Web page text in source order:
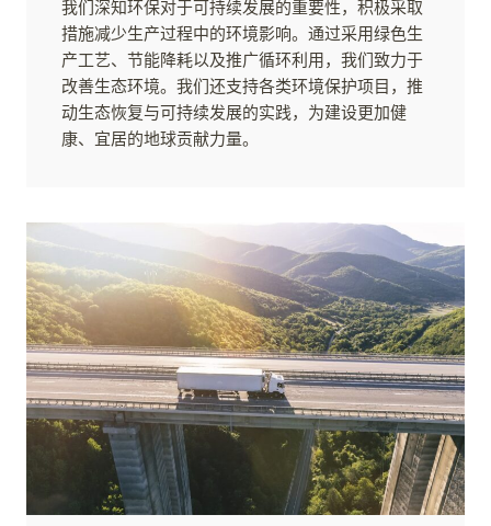
我们深知环保对于可持续发展的重要性，积极采取
措施减少生产过程中的环境影响。通过采用绿色生
产工艺、节能降耗以及推广循环利用，我们致力于
改善生态环境。我们还支持各类环境保护项目，推
动生态恢复与可持续发展的实践，为建设更加健
康、宜居的地球贡献力量。